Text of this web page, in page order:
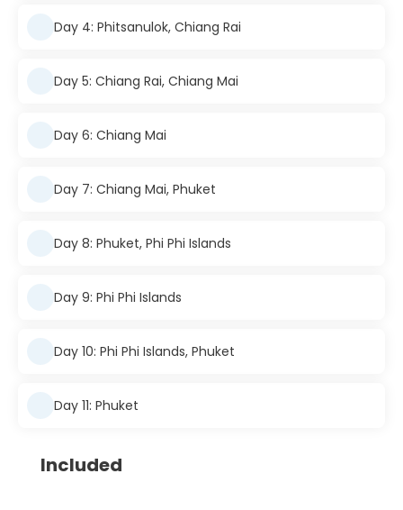
Day 4: Phitsanulok, Chiang Rai
Day 5: Chiang Rai, Chiang Mai
Day 6: Chiang Mai
Day 7: Chiang Mai, Phuket
Day 8: Phuket, Phi Phi Islands
Day 9: Phi Phi Islands
Day 10: Phi Phi Islands, Phuket
Day 11: Phuket
Included